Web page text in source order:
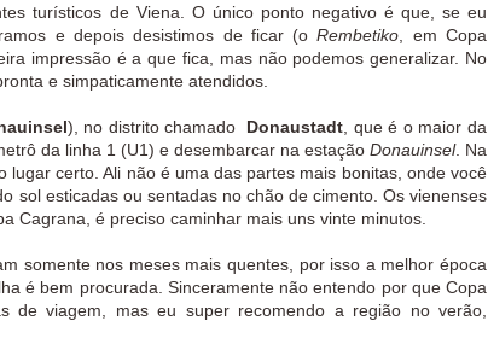
turísticos de Viena. O único ponto negativo é que, se eu
e depois desistimos de ficar (oRembetiko , em Copa
impressão é a que fica, mas não podemos generalizar. No
e simpaticamente atendidos.
), no distrito chamado Donaustadt , que é o maior da
da linha 1 (U1) e desembarcar na estação Donauinsel. Na
certo. Ali não é uma das partes mais bonitas, onde você
sol esticadas ou sentadas no chão de cimento. Os vienenses
Cagrana, é preciso caminhar mais uns vinte minutos.
somente nos meses mais quentes, por isso a melhor época
é bem procurada. Sinceramente não entendo por que Copa
de viagem, mas eu super recomendo a região no verão,